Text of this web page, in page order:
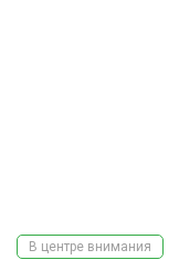
В центре внимания